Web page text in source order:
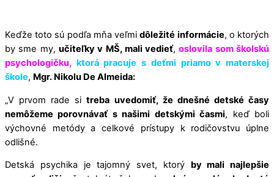
Keďže toto sú podľa mňa veľmidôležité informácie, o ktorých
by sme my, učiteľky v MŠ, mali vedieť,oslovila som školskú
psychologičku, ktorá pracuje s deťmi priamo v materskej
škole, Mgr. Nikolu De Almeida:
„V prvom rade sitreba uvedomiť, že dnešné detské časy
nemôžeme porovnávať s našimi detskými časmi, keď boli
výchovné metódy a celkové prístupy k rodičovstvu úplne
odlišné.
Detská psychika je tajomný svet, ktorý by mali najlepšie